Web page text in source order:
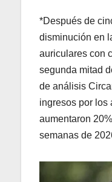
*Después de
disminución en
auriculares con
segunda mitad
de análisis
ingresos por los
aumentaron
semanas de